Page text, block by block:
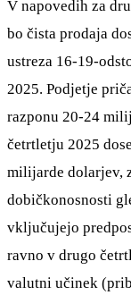
V napovedih za
bo čista prodaja
ustreza 16-19-
2025. Podjetje
razponu 20-24
četrtletju 2025
milijarde dolarjev,
dobičkonosnosti
vključujejo
ravno v drugo
valutni učinek